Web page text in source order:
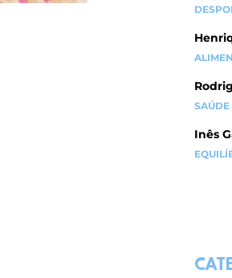
SAÚDE
Inês